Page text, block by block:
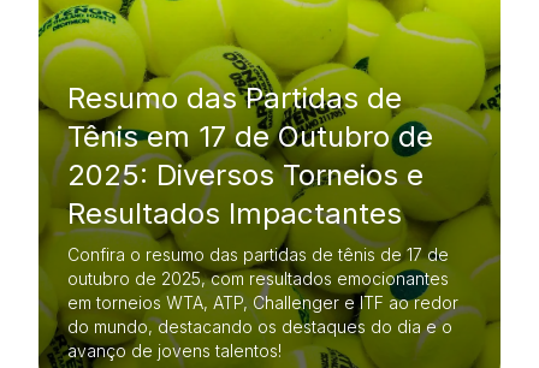
Resumo das Partidas de
Tênis em 17 de Outubro de
2025: Diversos Torneios e
Resultados Impactantes
Confira o resumo das partidas de tênis de 17 de
outubro de 2025, com resultados emocionantes
em torneios WTA, ATP, Challenger e ITF ao redor
do mundo, destacando os destaques do dia e o
avanço de jovens talentos!